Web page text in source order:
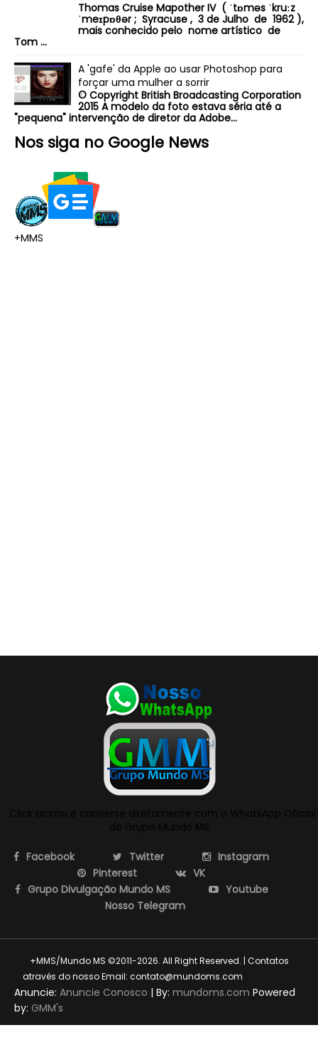
Thomas Cruise Mapother IV ( ˈtɒməs ˈkruːz
ˈmeɪpɒθər ; Syracuse , 3 de Julho de 1962 ),
mais conhecido pelo nome artístico de
Tom ...
A 'gafe' da Apple ao usar Photoshop para
forçar uma mulher a sorrir
© Copyright British Broadcasting Corporation
2015 A modelo da foto estava séria até a
"pequena" intervenção de diretor da Adobe...
Nos siga no Google News
+MMS
Facebook Twitter
Instagram
Pinterest
VK
Grupo Divulgação Mundo MS
Youtube
Nosso Telegram
+MMS/Mundo MS ©2011-2026. All Right Reserved. | Contatos
através do nosso Email: contato@mundoms.com
Anuncie: Anuncie Conosco | By: mundoms.com Powered
by: GMM's